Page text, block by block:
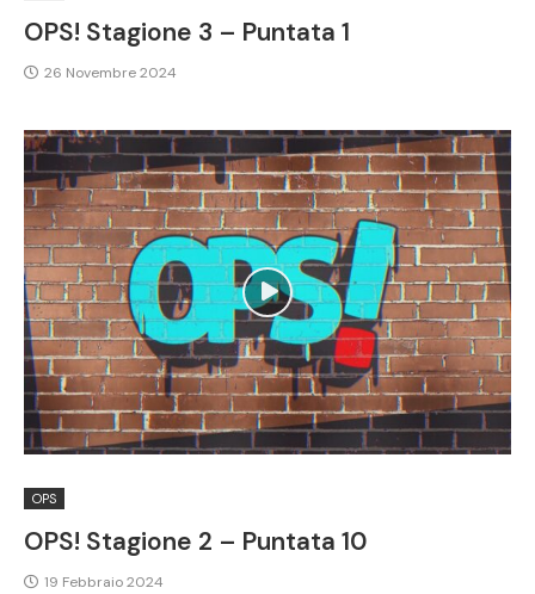
OPS! Stagione 3 – Puntata 1
26 Novembre 2024
OPS
OPS! Stagione 2 – Puntata 10
19 Febbraio 2024